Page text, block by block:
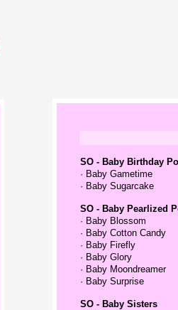
SO - Baby Birthday
· Baby Gametime
· Baby Sugarcake
SO - Baby Pearlized
· Baby Blossom
· Baby Cotton Candy
· Baby Firefly
· Baby Glory
· Baby Moondreamer
· Baby Surprise
SO - Baby Sisters